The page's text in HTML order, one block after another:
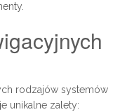
rodzajów systemów
unikalne zalety: